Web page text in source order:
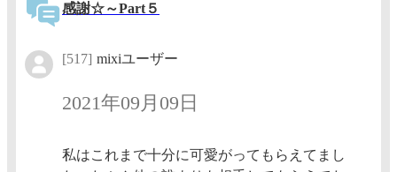
感謝☆～Part５
[517] mixiユーザー
2021年09月09日
私はこれまで十分に可愛がってもらえてまし